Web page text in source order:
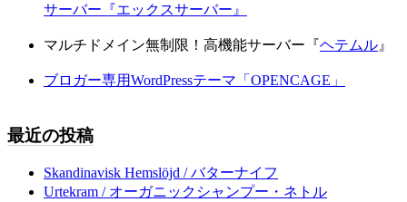
サーバー『エックスサーバー』
マルチドメイン無制限！高機能サーバー『ヘテムル 』
ブロガー専用WordPressテーマ「OPENCAGE」
最近の投稿
Skandinavisk Hemslöjd / バターナイフ
Urtekram / オーガニックシャンプー・ネトル